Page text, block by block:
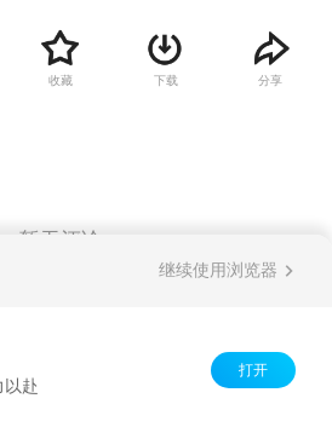
弟，三人为了民族大义，怀揣起不同的政
仰，同仇敌忾、浴血奋战，共同追缉日本
“麻雀”及其隐瞒了在日军731细菌部队作恶经
收藏 下载 分享
暂无评论
继续使用浏览器
以赴
打开